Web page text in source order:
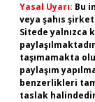
Yasal Uyarı: Bu
veya şahıs
Sitede yalnızca
taşımamakta
paylaşım
benzerlikleri
taslak